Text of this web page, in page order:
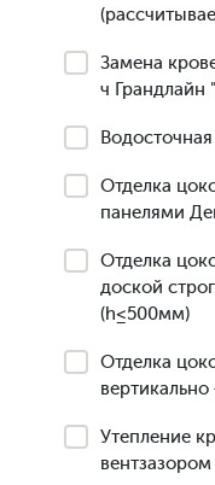
Замена
ч Грандлайн
Отделка
панелями
Отделка
доской
(h≤500мм)
Отделка
Утепление